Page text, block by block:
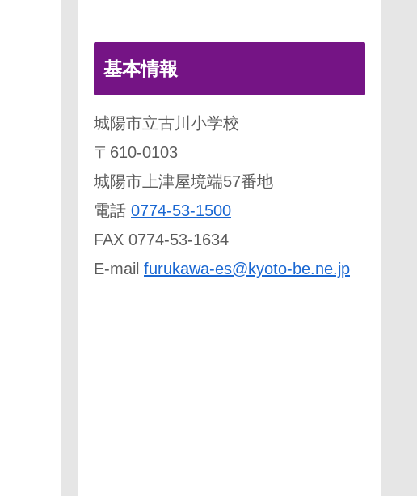
基本情報
城陽市立古川小学校
〒610-0103
城陽市上津屋境端57番地
電話 0774-53-1500
FAX 0774-53-1634
E-mail furukawa-es@kyoto-be.ne.jp